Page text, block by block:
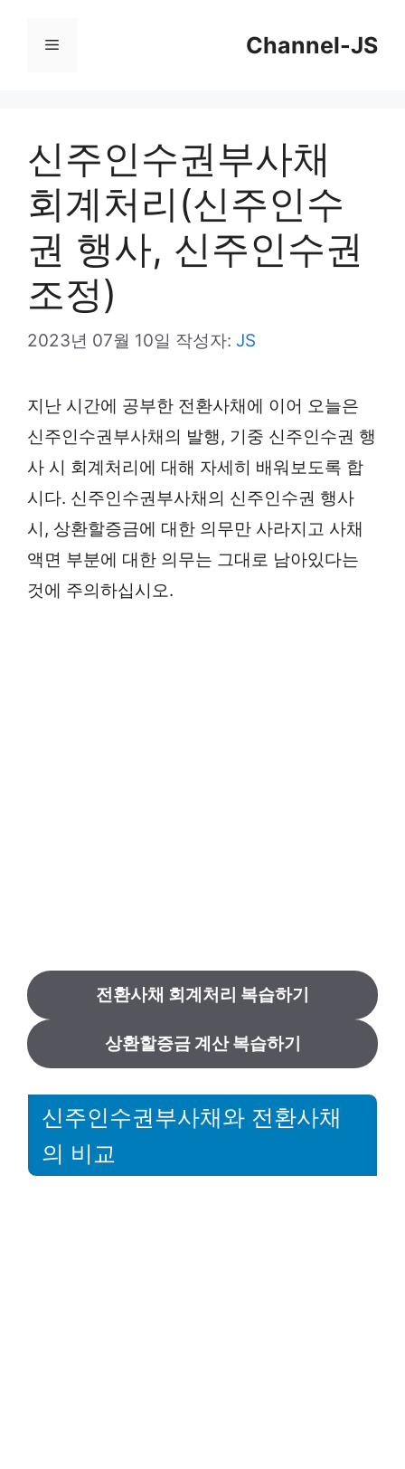
Channel-JS
메
신주인수권부사채
회계처리(신주인수
권 행사, 신주인수권
조정)
2023년 07월 10일 작성자: JS
지난 시간에 공부한 전환사채에 이어 오늘은
신주인수권부사채의 발행, 기중 신주인수권 행
사 시 회계처리에 대해 자세히 배워보도록 합
시다. 신주인수권부사채의 신주인수권 행사
시, 상환할증금에 대한 의무만 사라지고 사채
액면 부분에 대한 의무는 그대로 남아있다는
것에 주의하십시오.
전환사채 회계처리 복습하기
상환할증금 계산 복습하기
신주인수권부사채와 전환사채
의 비교